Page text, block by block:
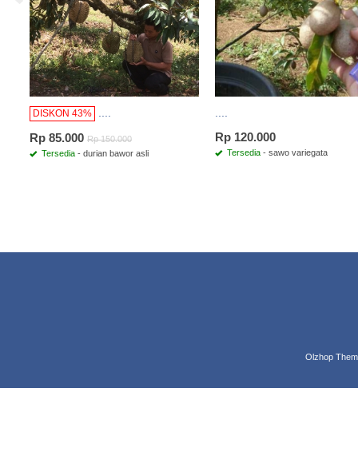
DISKON 43%
Rp 85.000 Rp 150.000
Tersedia - durian bawor asli
Rp 120.000
Tersedia - sawo variegata
Olzhop